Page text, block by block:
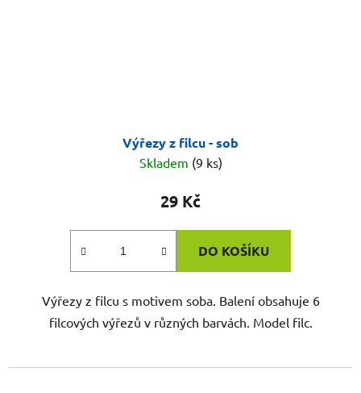
Výřezy z filcu - sob
Skladem (9 ks)
29 Kč
DO KOŠÍKU
Výřezy z filcu s motivem soba. Balení obsahuje 6
filcových výřezů v různých barvách. Model filc.